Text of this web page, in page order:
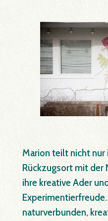
Marion teilt nicht nur
Rückzugsort mit der
ihre kreative Ader
Experimentierfreude.
naturverbunden,